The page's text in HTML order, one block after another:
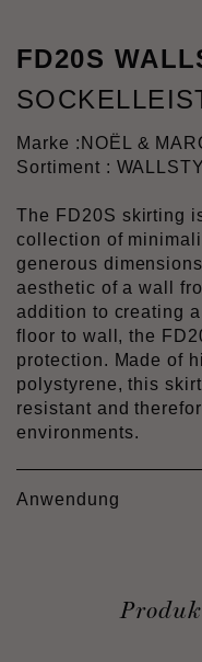
FD20S
Marke : NOËL &
Sortiment :
The FD20S skirting
collection of
generous
aesthetic of a wall
addition to creating
floor to wall, the
protection. Made of
polystyrene, this
resistant and
environments.
Anwendung